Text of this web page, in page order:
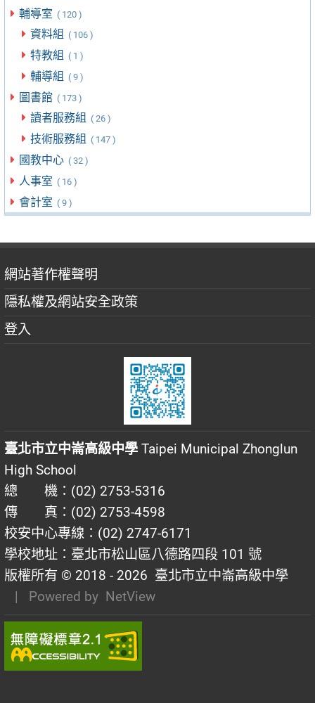
輔導室 ( 120 )
資料組 ( 106 )
特教組 ( 1 )
輔導組 ( 9 )
圖書館 ( 173 )
讀者服務組 ( 26 )
技術服務組 ( 147 )
國教中心 ( 32 )
人事室 ( 16 )
會計室 ( 9 )
網站著作權聲明
隱私權及網站安全政策
登入
臺北市立中崙高級中學 Taipei Municipal Zhonglun
High School
總 機：(02) 2753-5316
傳 真：(02) 2753-4598
校安中心專線：(02) 2747-6171
學校地址：臺北市松山區八德路四段 101 號
版權所有 © 2018 - 2026 臺北市立中崙高級中學
| Powered by NetView